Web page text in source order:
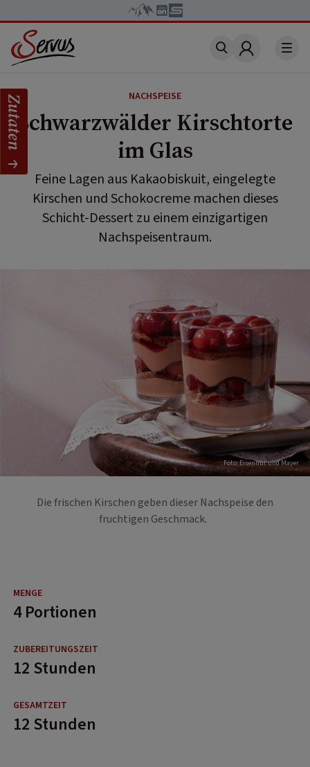
Account
NACHSPEISE
Schwarzwälder Kirschtorte
im Glas
Feine Lagen aus Kakaobiskuit, eingelegte
Kirschen und Schokocreme machen dieses
Schicht-Dessert zu einem einzigartigen
Nachspeisentraum.
Foto: Eisenhut und Mayer
Die frischen Kirschen geben dieser Nachspeise den
fruchtigen Geschmack.
4 Portionen
12 Stunden
12 Stunden
Zutaten